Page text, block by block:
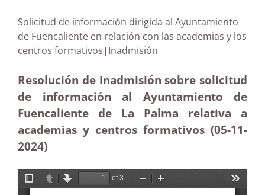
Solicitud de información dirigida al Ayuntamiento
de Fuencaliente en relación con las academias y los
centros formativos|Inadmisión
Resolución de inadmisión sobre solicitud
de información al Ayuntamiento de
Fuencaliente de La Palma relativa a
academias y centros formativos (05-11-
2024)